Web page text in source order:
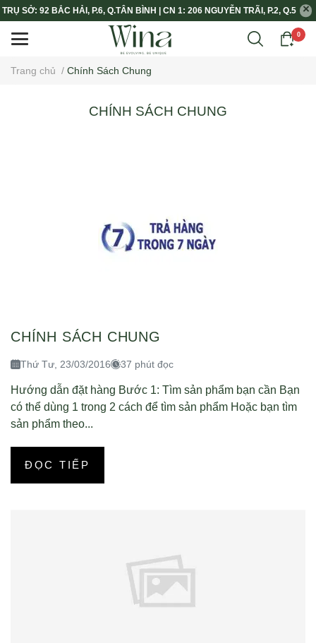
TRỤ SỞ: 92 BẮC HẢI, P.6, Q.TÂN BÌNH | CN 1: 206 NGUYỄN TRÃI, P.2, Q.5
0
Trang chủ / Chính Sách Chung
CHÍNH SÁCH CHUNG
CHÍNH SÁCH CHUNG
Thứ Tư, 23/03/2016 37 phút đọc
Hướng dẫn đặt hàng Bước 1: Tìm sản phẩm bạn cần Bạn
có thể dùng 1 trong 2 cách để tìm sản phẩm Hoặc bạn tìm
sản phẩm theo...
ĐỌC TIẾP